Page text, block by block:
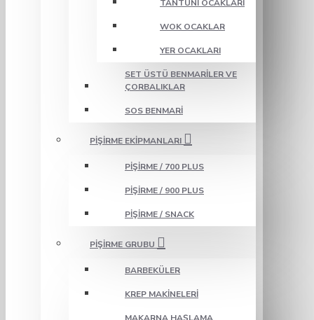
TANTUNI OCAKLARI
WOK OCAKLAR
YER OCAKLARI
SET ÜSTÜ BENMARILER VE
ÇORBALIKLAR
SOS BENMARI
PIŞIRME EKIPMANLARI
PIŞIRME / 700 PLUS
PIŞIRME / 900 PLUS
PIŞIRME / SNACK
PIŞIRME GRUBU
BARBEKÜLER
KREP MAKINELERI